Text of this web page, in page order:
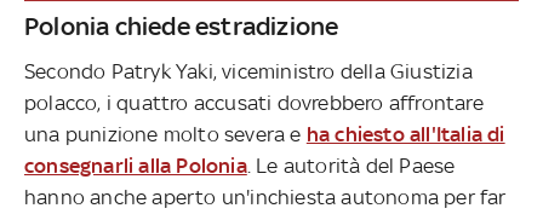
Polonia chiede estradizione
Secondo Patryk Yaki, viceministro della Giustizia
polacco, i quattro accusati dovrebbero affrontare
una punizione molto severa e ha chiesto all'Italia di
consegnarli alla Polonia. Le autorità del Paese
hanno anche aperto un'inchiesta autonoma per far